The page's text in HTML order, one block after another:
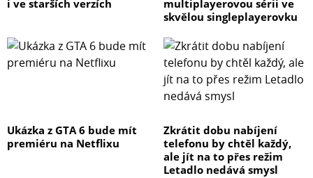
i ve starších verzích
multiplayerovou sérii ve
skvělou singleplayerovku
Ukázka z GTA 6 bude mít
premiéru na Netflixu
Zkrátit dobu nabíjení
telefonu by chtěl každý,
ale jít na to přes režim
Letadlo nedává smysl